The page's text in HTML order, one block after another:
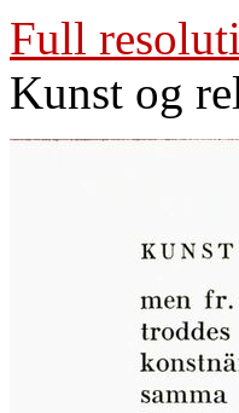
Full
Kunst og